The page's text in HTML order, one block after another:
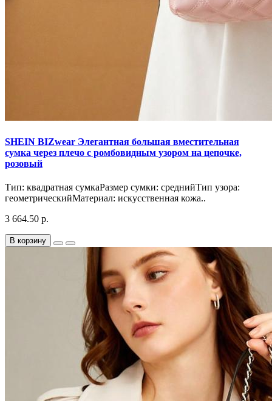
SHEIN BIZwear Элегантная большая вместительная
сумка через плечо с ромбовидным узором на цепочке,
розовый
Тип: квадратная сумкаРазмер сумки: среднийТип узора:
геометрическийМатериал: искусственная кожа..
3 664.50 р.
В корзину